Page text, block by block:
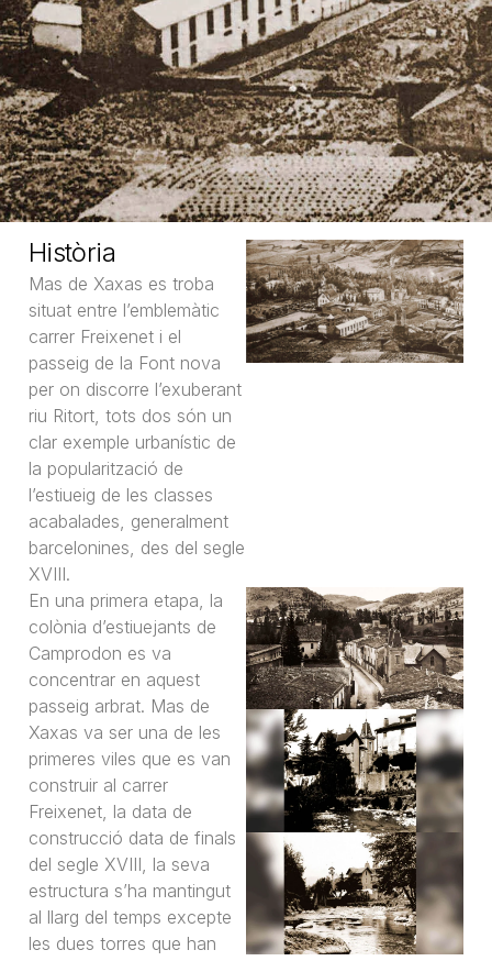
Història
Mas de Xaxas es troba
situat entre l’emblemàtic
carrer Freixenet i el
passeig de la Font nova
per on discorre l’exuberant
riu Ritort, tots dos són un
clar exemple urbanístic de
la popularització de
l’estiueig de les classes
acabalades, generalment
barcelonines, des del segle
XVIII.
En una primera etapa, la
colònia d’estiuejants de
Camprodon es va
concentrar en aquest
passeig arbrat. Mas de
Xaxas va ser una de les
primeres viles que es van
construir al carrer
Freixenet, la data de
construcció data de finals
del segle XVIII, la seva
estructura s’ha mantingut
al llarg del temps excepte
les dues torres que han